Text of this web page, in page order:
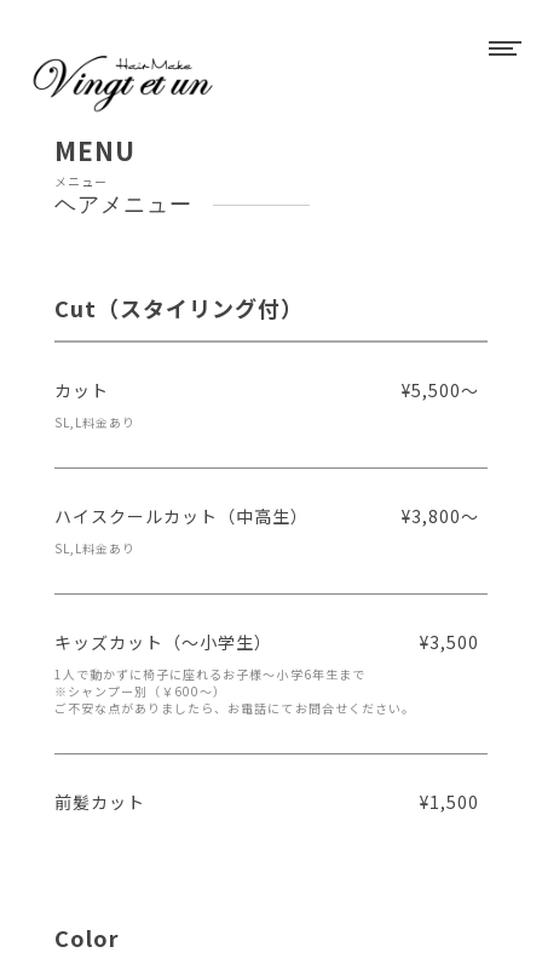
MENU
メニュー
ヘアメニュー
Cut（スタイリング付）
カット ¥5,500～
SL,L料金あり
ハイスクールカット（中高生） ¥3,800～
SL,L料金あり
キッズカット（～小学生） ¥3,500
1人で動かずに椅子に座れるお子様～小学6年生まで
※シャンプー別（￥600～）
ご不安な点がありましたら、お電話にてお問合せください。
前髪カット ¥1,500
Color